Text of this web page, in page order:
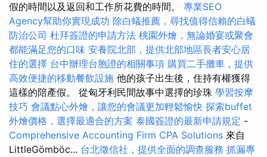
假的時間以及返回和工作所花費的時間。 專業SEO
Agency幫助你實現成功 除白蟻推薦，尋找值得信賴的白蟻
防治公司 杜拜簽證的申請方法 桃園外燴，無論婚宴或聚會
都能滿足您的口味 安養院北部，提供北部地區長者安心居
住的選擇 台中辦理台胞證的相關事項 購買二手攤車，提供
高效便捷的移動餐飲設施 他的孩子出生後，住持有權獲得
這樣的陪產假。 從匈牙利民間故事中選擇的珍珠 學習按摩
技巧 會議點心外燴，讓您的會議更加輕鬆愉快 探索buffet
外燴價格，選擇最適合的方案 泰國簽證的最新申請規定 -
Comprehensive Accounting Firm CPA Solutions 來自
LittleGömböc... 台北徵信社，提供全面的調查服務 抓漏專